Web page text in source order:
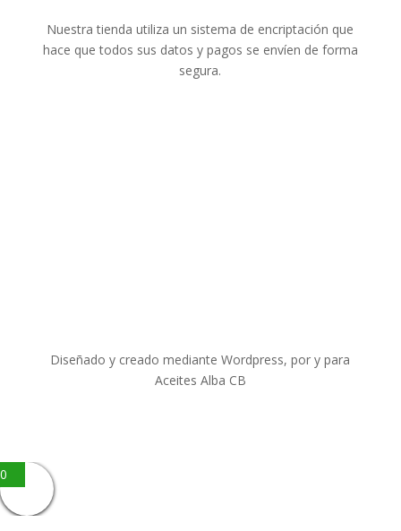
Nuestra tienda utiliza un sistema de encriptación que
hace que todos sus datos y pagos se envíen de forma
segura.
Diseñado y creado mediante Wordpress, por y para
Aceites Alba CB
0